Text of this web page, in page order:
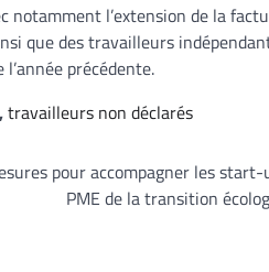
notamment l’extension de la
que des travailleurs
précédente.
,travailleurs non déclarés
pour accompagner les
PME de la transition